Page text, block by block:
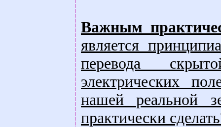
Важным
является
перевода
электрических
нашей реальной
практически